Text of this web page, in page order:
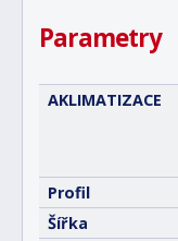
Parametry
AKLIMATIZACE
Profil
Šířka